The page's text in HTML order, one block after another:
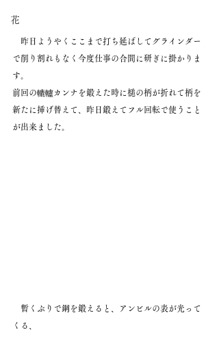
花
昨日ようやくここまで打ち延ばしてグラインダー
で削り割れもなく今度仕事の合間に研ぎに掛かりま
す。
前回の轆轤カンナを鍛えた時に槌の柄が折れて柄を
新たに挿げ替えて、昨日鍛えてフル回転で使うこと
が出来ました。
暫くぶりで鋼を鍛えると、アンビルの表が光って
くる、